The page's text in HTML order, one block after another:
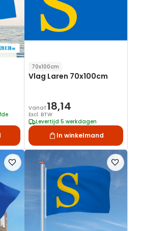
70x100cm
Vlag Laren 70x100cm
Vanaf 18,14
Excl. BTW
Levertijd 5 werkdagen
In winkelmand
Voeg
toe
verlanglijst
Voeg
toe
aan